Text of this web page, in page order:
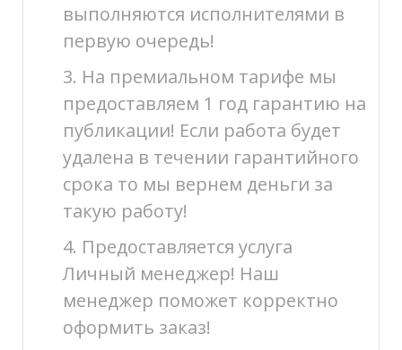
выполняются исполнителями в
первую очередь!
3. На премиальном тарифе мы
предоставляем 1 год гарантию на
публикации! Если работа будет
удалена в течении гарантийного
срока то мы вернем деньги за
такую работу!
4. Предоставляется услуга
Личный менеджер! Наш
менеджер поможет корректно
оформить заказ!